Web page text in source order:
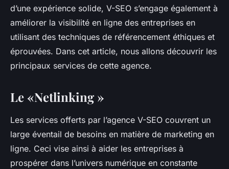
d’une expérience solide, V-SEO s’engage également à
améliorer la visibilité en ligne des entreprises en
utilisant des techniques de référencement éthiques et
éprouvées. Dans cet article, nous allons découvrir les
principaux services de cette agence.
Le «Netlinking »
Les services offerts par l’agence V-SEO couvrent un
large éventail de besoins en matière de marketing en
ligne. Ceci vise ainsi à aider les entreprises à
prospérer dans l’univers numérique en constante